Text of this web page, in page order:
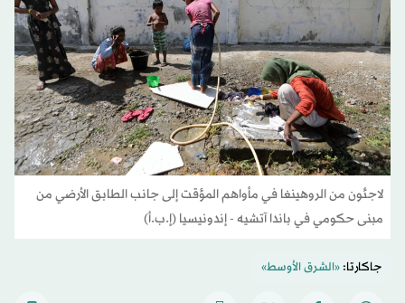
لاجئون من الروهينغا في مأواهم المؤقت إلى جانب الطابق الأرضي من
مبنى حكومي في باندا آتشيه - إندونيسيا (إ.ب.أ)
جاكارتا:«الشرق الأوسط»